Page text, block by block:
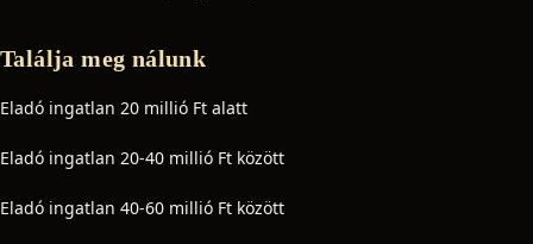
Találja meg nálunk
Eladó ingatlan 20 millió Ft alatt
Eladó ingatlan 20-40 millió Ft között
Eladó ingatlan 40-60 millió Ft között